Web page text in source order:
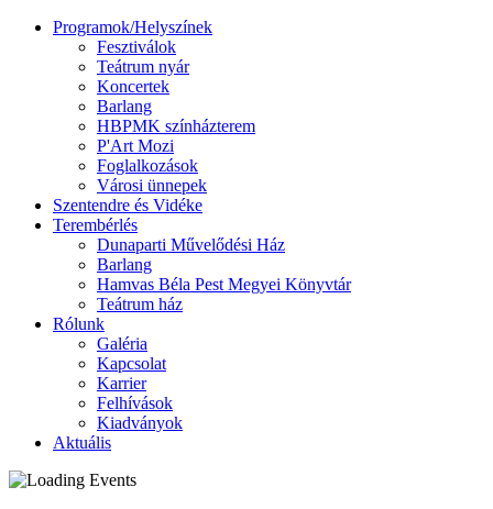
Programok/Helyszínek
Fesztiválok
Teátrum nyár
Koncertek
Barlang
HBPMK színházterem
P'Art Mozi
Foglalkozások
Városi ünnepek
Szentendre és Vidéke
Terembérlés
Dunaparti Művelődési Ház
Barlang
Hamvas Béla Pest Megyei Könyvtár
Teátrum ház
Rólunk
Galéria
Kapcsolat
Karrier
Felhívások
Kiadványok
Aktuális